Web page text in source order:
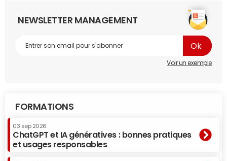
NEWSLETTER MANAGEMENT
Voir un exemple
FORMATIONS
03 sep 2026
ChatGPT et IA génératives : bonnes pratiques
et usages responsables